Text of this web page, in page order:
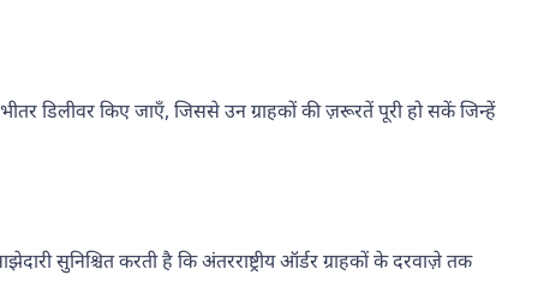
डिलीवर किए जाएँ, जिससे उन ग्राहकों की ज़रूरतें पूरी हो सकें जिन्हें
सुनिश्चित करती है कि अंतरराष्ट्रीय ऑर्डर ग्राहकों के दरवाज़े तक